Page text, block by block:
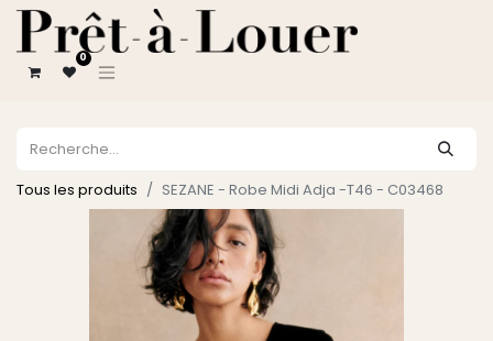
0
Tous les produits SEZANE - Robe Midi Adja -T46 - C03468